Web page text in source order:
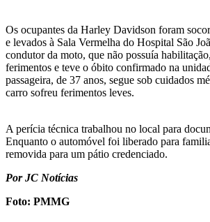
Os ocupantes da Harley Davidson foram
e levados à Sala Vermelha do Hospital São
condutor da moto, que não possuía
ferimentos e teve o óbito confirmado na
passageira, de 37 anos, segue sob cuidados
carro sofreu ferimentos leves.
A perícia técnica trabalhou no local para
Enquanto o automóvel foi liberado para
removida para um pátio credenciado.
Por JC Notícias
Foto: PMMG